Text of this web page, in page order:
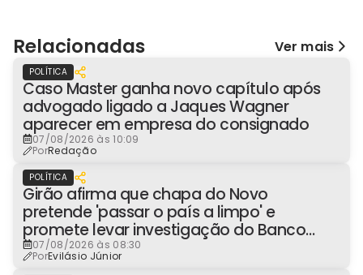
Relacionadas Ver mais
POLÍTICA
Caso Master ganha novo capítulo após
advogado ligado a Jaques Wagner
aparecer em empresa do consignado
07/08/2026 às 10:09
PorRedação
POLÍTICA
Girão afirma que chapa do Novo
pretende 'passar o país a limpo' e
promete levar investigação do Banco
Master à Presidência
07/08/2026 às 08:30
PorEvilásio Júnior